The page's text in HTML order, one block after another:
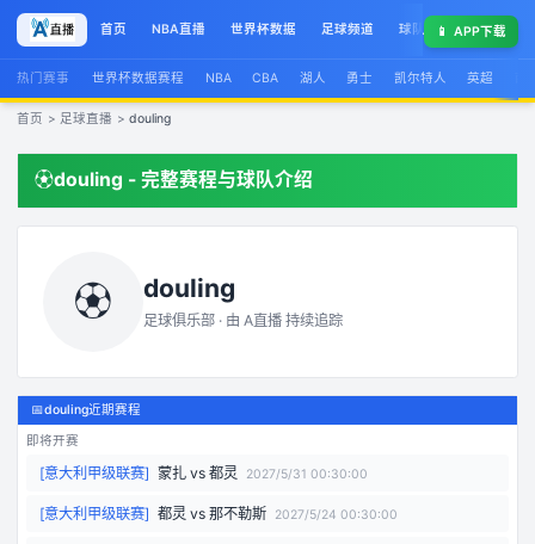
首页 NBA直播 世界杯数据 足球频道 球队榜 球星集锦
📱 APP下载
热门赛事 世界杯数据赛程 NBA CBA 湖人 勇士 凯尔特人 英超
首页 > 足球直播 > douling
⚽douling - 完整赛程与球队介绍
⚽ douling
足球俱乐部 · 由 A直播 持续追踪
📅douling近期赛程
即将开赛
[意大利甲级联赛] 蒙扎vs 都灵 2027/5/31 00:30:00
[意大利甲级联赛] 都灵 vs 那不勒斯 2027/5/24 00:30:00